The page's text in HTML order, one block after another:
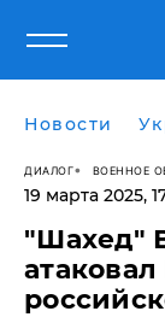
Новости
ДИАЛОГ ВОЕННОЕ
19 марта 2025,
​"Шахед"